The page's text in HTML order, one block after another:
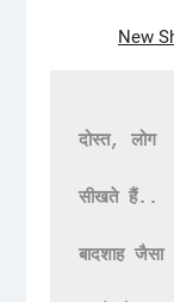
New
दोस्त, लोग
सीखते हैं..
बादशाह जैसा